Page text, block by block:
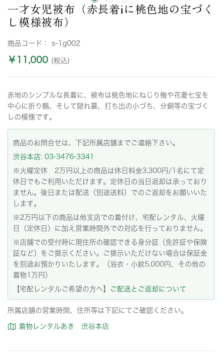
一才女児被布（赤長着iに桃色地の宝づく
し模様被布）
商品コード： s-1g002
￥11,000 (税込)
赤地のシンプルな長着に、被布は桃色地にねじり梅や花菱七宝を
中心に折り鶴、そして隠れ蓑、打ち出の小づち、分銅等の宝づく
しの模様です。
商品のお問合せは、下記所属店舗までご連絡下さい。
渋谷本店: 03-3476-3341
※火曜定休 2万円以上の商品は休日料金3,300円/1名にて定
休日でもご利用いただけます。定休日の当日返却は承っており
ません。後日または配送（別途送料）でのご返却をお願いいた
します。
※2万円以下の商品は他支店での着付け、宅配レンタル、火曜
日（定休日）に加え営業時間外での対応を行っておりません。
※店舗での受付時に現住所の確認できる身分証（免許証や保険
証など）をご提示ください。ご提示いただけない場合は保証金
を別途お預かりいたします。（浴衣・小紋5,000円、その他の
着物1万円）
【宅配レンタルご希望の方へ】
ご配送とご返却について
所属店舗の営業時間、住所等は下記にてご確認ください。
着物レンタルあき 渋谷本店